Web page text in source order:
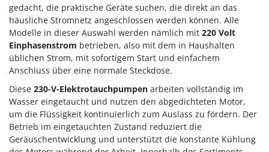
gedacht, die praktische Geräte suchen, die direkt an das
häusliche Stromnetz angeschlossen werden können. Alle
Modelle in dieser Auswahl werden nämlich mit 220 Volt
Einphasenstrom betrieben, also mit dem in Haushalten
üblichen Strom, mit sofortigem Start und einfachem
Anschluss über eine normale Steckdose.
Diese 230-V-Elektrotauchpumpen arbeiten vollständig im
Wasser eingetaucht und nutzen den abgedichteten Motor,
um die Flüssigkeit kontinuierlich zum Auslass zu fördern. Der
Betrieb im eingetauchten Zustand reduziert die
Geräuschentwicklung und unterstützt die konstante Kühlung